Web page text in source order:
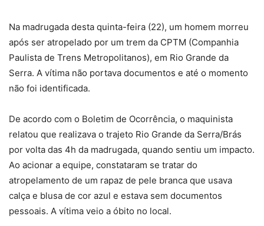
Na madrugada desta quinta-feira (22), um homem morreu
após ser atropelado por um trem da CPTM (Companhia
Paulista de Trens Metropolitanos), em Rio Grande da
Serra. A vítima não portava documentos e até o momento
não foi identificada.
De acordo com o Boletim de Ocorrência, o maquinista
relatou que realizava o trajeto Rio Grande da Serra/Brás
por volta das 4h da madrugada, quando sentiu um impacto.
Ao acionar a equipe, constataram se tratar do
atropelamento de um rapaz de pele branca que usava
calça e blusa de cor azul e estava sem documentos
pessoais. A vítima veio a óbito no local.